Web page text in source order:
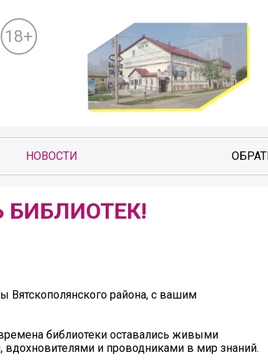
18+
НОВОСТИ
Вятскополянского района, с вашим
библиотеки оставались живыми
и проводниками в мир знаний.